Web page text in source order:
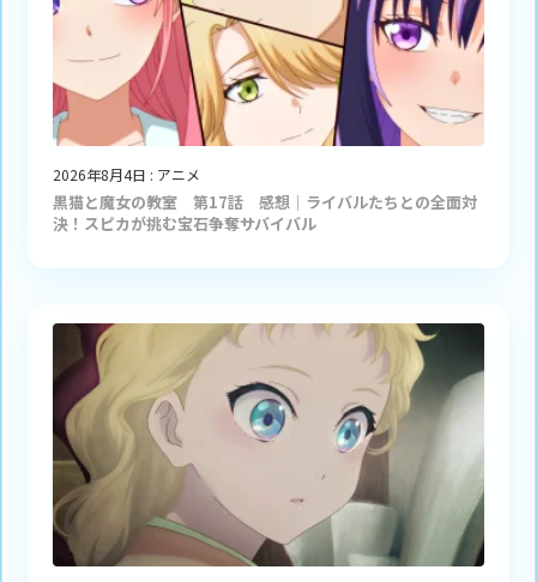
2026年8月4日 : アニメ
黒猫と魔女の教室 第17話 感想｜ライバルたちとの全面対
決！スピカが挑む宝石争奪サバイバル